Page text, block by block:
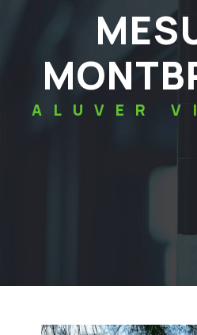
ALUVER